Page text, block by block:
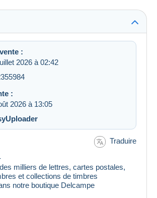
:
2026 à 02:42
:
2026 à 13:05
Traduire
milliers de lettres, cartes postales,
et collections de timbres
notre boutique Delcampe